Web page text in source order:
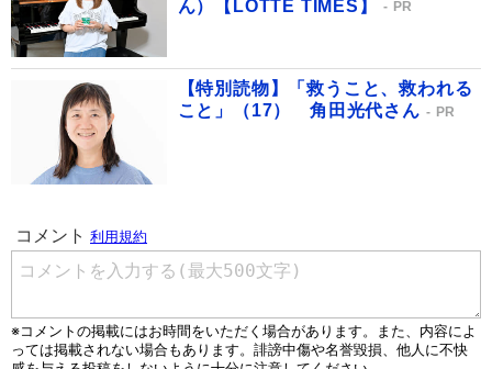
ん）【LOTTE TIMES】
PR
【特別読物】「救うこと、救われる
こと」（17） 角田光代さん
PR